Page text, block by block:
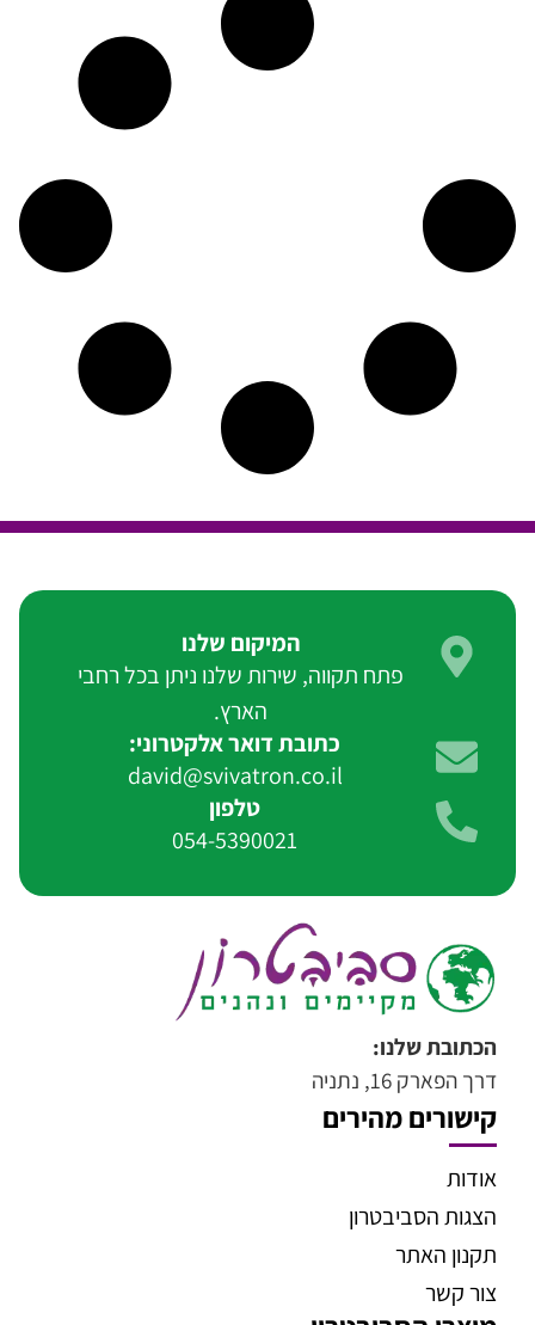
המיקום שלנו
פתח תקווה, שירות שלנו ניתן בכל רחבי
הארץ.
כתובת דואר אלקטרוני:
david@svivatron.co.il
טלפון
054-5390021
הכתובת שלנו:
דרך הפארק 16, נתניה
קישורים מהירים
אודות
הצגות הסביבטרון
תקנון האתר
צור קשר